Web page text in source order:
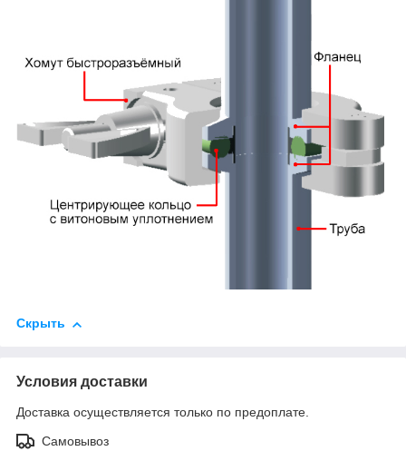
Скрыть
Условия доставки
Доставка осуществляется только по предоплате.
Самовывоз